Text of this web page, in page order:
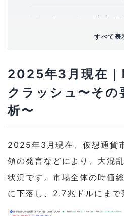
1-2 ゴールドへの資金移
何故ここまで、市場
アメリカ政府の巨額
2-2 FRBの「ソフトラン
性：インフレと景気の狭
3 今後の注目ポイント
3-1 FRBの金融政策：利
すべて表
2025年3月現在｜
クラッシュ〜その
析〜
2025年3月現在
、仮想通
領の発言などにより、大混
状況です。市場全体の時価
に下落し、2.7兆ドルにまで